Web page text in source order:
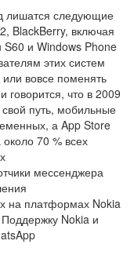
лишатся следующие
BlackBerry, включая
и Windows Phone
этих систем
вовсе поменять
что в 2009
свой путь, мобильные
а App Store
70 % всех
мессенджера
на платформах Nokia
Nokia и